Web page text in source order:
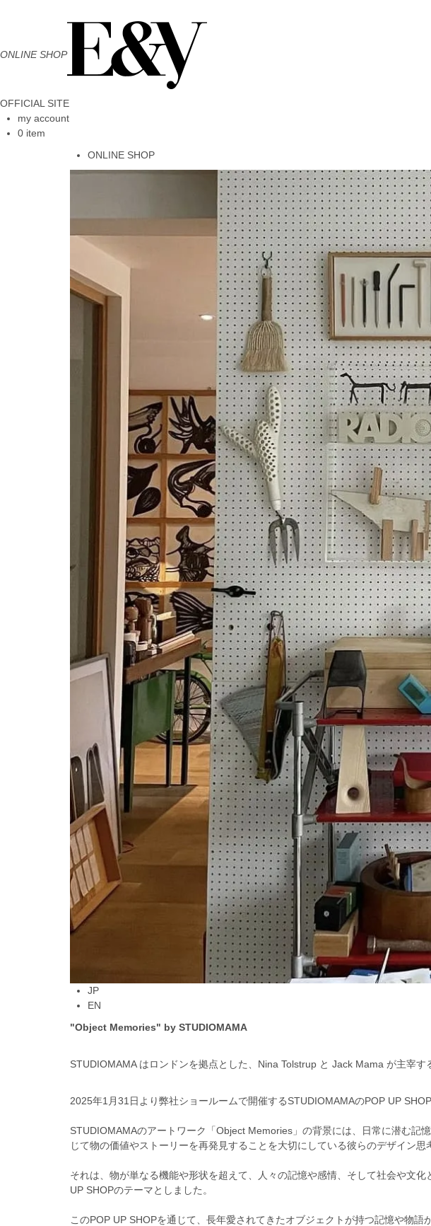
ONLINE SHOP
OFFICIAL SITE
my account
0 item
ONLINE SHOP
JP
EN
"Object Memories" by STUDIOMAMA
STUDIOMAMA はロンドンを拠点とした、Nina Tolstrup と Jack Mama が主宰す
2025年1月31日より弊社ショールームで開催するSTUDIOMAMAのPOP UP
STUDIOMAMAのアートワーク「Object Memories」の背景には、日常に潜む記
じて物の価値やストーリーを再発見することを大切にしている彼らのデザイン思
それは、物が単なる機能や形状を超えて、人々の記憶や感情、そして社会や文
UP SHOPのテーマとしました。
このPOP UP SHOPを通じて、長年愛されてきたオブジェクトが持つ記憶や物